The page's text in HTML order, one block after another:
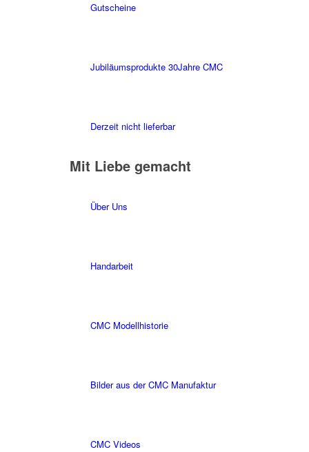
Gutscheine
Jubiläumsprodukte 30Jahre CMC
Derzeit nicht lieferbar
Mit Liebe gemacht
Über Uns
Handarbeit
CMC Modellhistorie
Bilder aus der CMC Manufaktur
CMC Videos